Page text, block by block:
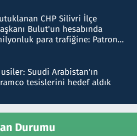
CHP Silivri İlçe
Bulut'un hesabında
para trafiğine: Patron
Suudi Arabistan'ın
tesislerini hedef aldık
Durumu